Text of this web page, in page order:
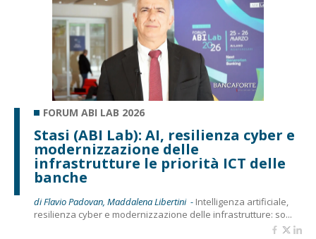
FORUM ABI LAB 2026
Stasi (ABI Lab): AI, resilienza cyber e
modernizzazione delle
infrastrutture le priorità ICT delle
banche
di Flavio Padovan, Maddalena Libertini - Intelligenza artificiale,
resilienza cyber e modernizzazione delle infrastrutture: so...